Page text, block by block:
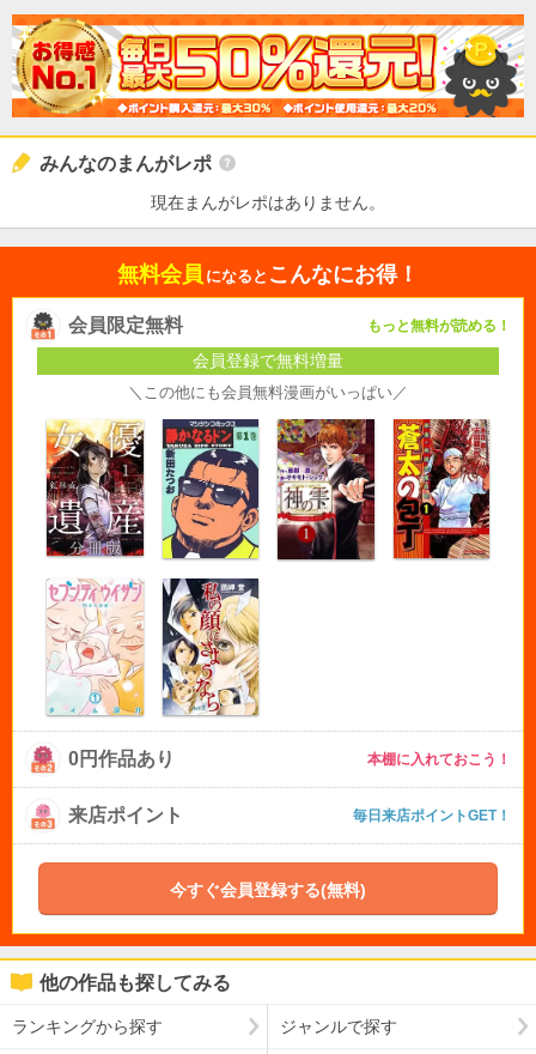
みんなのまんがレポ
現在まんがレポはありません。
無料会員 になると こんなにお得！
会員限定無料 もっと無料が読める！
会員登録で無料増量
＼この他にも会員無料漫画がいっぱい／
0円作品あり 本棚に入れておこう！
来店ポイント 毎日来店ポイントGET！
今すぐ会員登録する(無料)
他の作品も探してみる
ランキングから探す ジャンルで探す